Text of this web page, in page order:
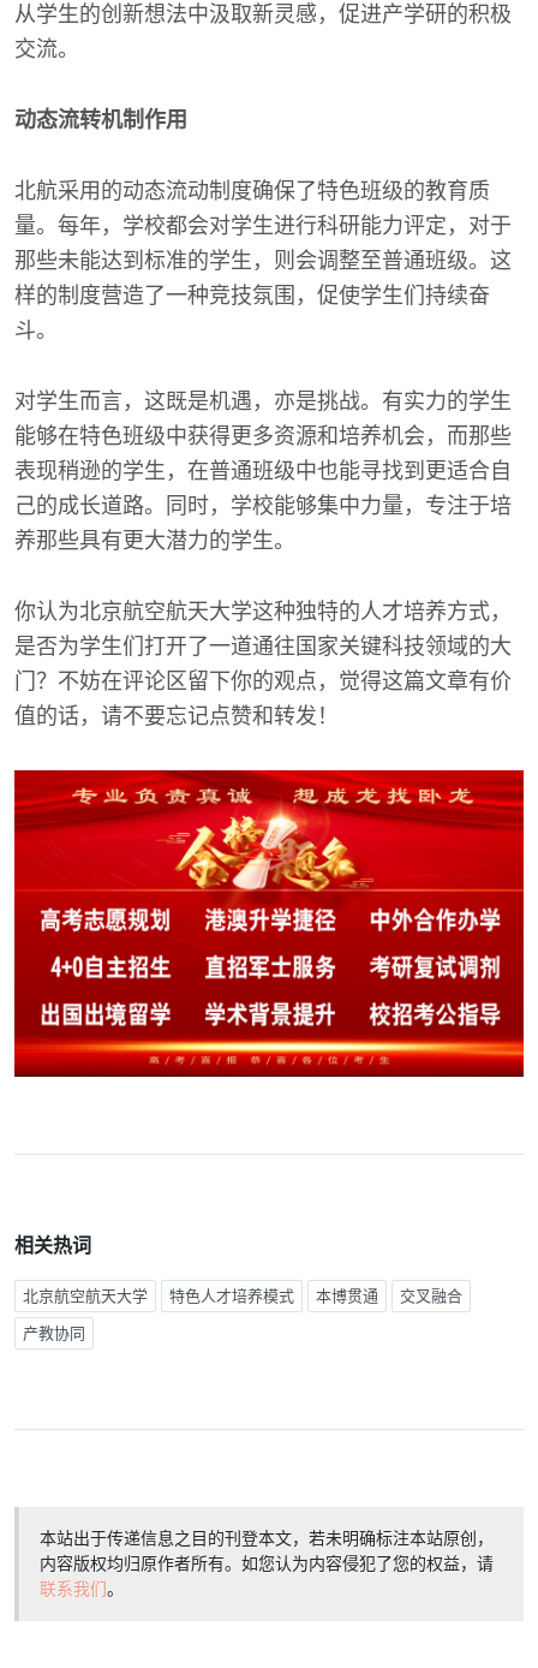
从学生的创新想法中汲取新灵感，促进产学研的积极
交流。
动态流转机制作用
北航采用的动态流动制度确保了特色班级的教育质
量。每年，学校都会对学生进行科研能力评定，对于
那些未能达到标准的学生，则会调整至普通班级。这
样的制度营造了一种竞技氛围，促使学生们持续奋
斗。
对学生而言，这既是机遇，亦是挑战。有实力的学生
能够在特色班级中获得更多资源和培养机会，而那些
表现稍逊的学生，在普通班级中也能寻找到更适合自
己的成长道路。同时，学校能够集中力量，专注于培
养那些具有更大潜力的学生。
你认为北京航空航天大学这种独特的人才培养方式，
是否为学生们打开了一道通往国家关键科技领域的大
门？不妨在评论区留下你的观点，觉得这篇文章有价
值的话，请不要忘记点赞和转发！
相关热词
北京航空航天大学 特色人才培养模式 本博贯通 交叉融合
产教协同
本站出于传递信息之目的刊登本文，若未明确标注本站原创，
内容版权均归原作者所有。如您认为内容侵犯了您的权益，请
联系我们。